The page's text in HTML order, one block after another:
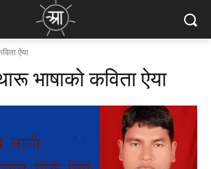
ऐया
भाषाको कविता ऐया